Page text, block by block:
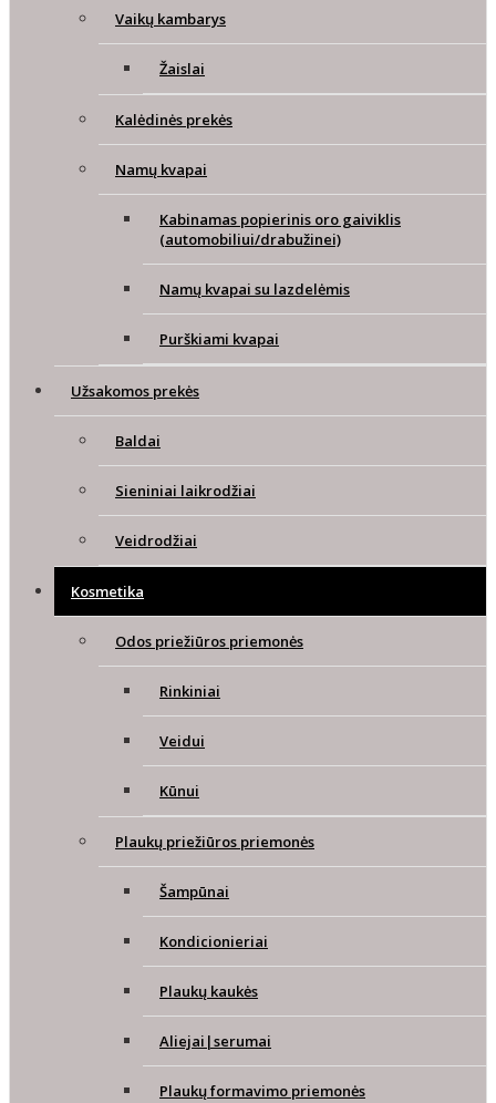
Vaikų kambarys
Žaislai
Kalėdinės prekės
Namų kvapai
Kabinamas popierinis oro gaiviklis
(automobiliui/drabužinei)
Namų kvapai su lazdelėmis
Purškiami kvapai
Užsakomos prekės
Baldai
Sieniniai laikrodžiai
Veidrodžiai
Kosmetika
Odos priežiūros priemonės
Rinkiniai
Veidui
Kūnui
Plaukų priežiūros priemonės
Šampūnai
Kondicionieriai
Plaukų kaukės
Aliejai|serumai
Plaukų formavimo priemonės